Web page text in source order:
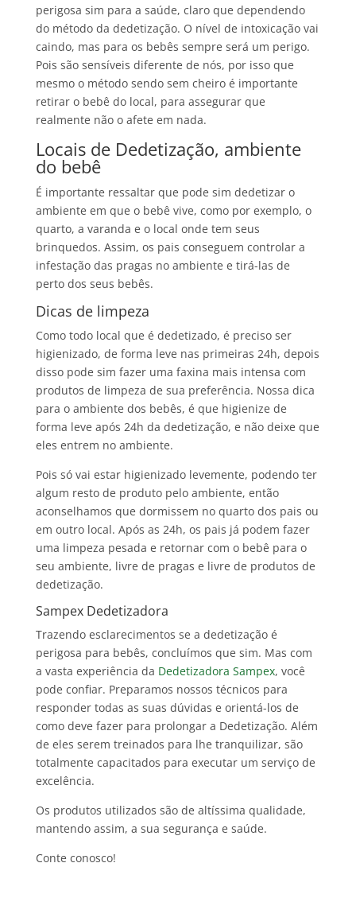
perigosa sim para a saúde, claro que dependendo
do método da dedetização. O nível de intoxicação vai
caindo, mas para os bebês sempre será um perigo.
Pois são sensíveis diferente de nós, por isso que
mesmo o método sendo sem cheiro é importante
retirar o bebê do local, para assegurar que
realmente não o afete em nada.
Locais de Dedetização, ambiente
do bebê
É importante ressaltar que pode sim dedetizar o
ambiente em que o bebê vive, como por exemplo, o
quarto, a varanda e o local onde tem seus
brinquedos. Assim, os pais conseguem controlar a
infestação das pragas no ambiente e tirá-las de
perto dos seus bebês.
Dicas de limpeza
Como todo local que é dedetizado, é preciso ser
higienizado, de forma leve nas primeiras 24h, depois
disso pode sim fazer uma faxina mais intensa com
produtos de limpeza de sua preferência. Nossa dica
para o ambiente dos bebês, é que higienize de
forma leve após 24h da dedetização, e não deixe que
eles entrem no ambiente.
Pois só vai estar higienizado levemente, podendo ter
algum resto de produto pelo ambiente, então
aconselhamos que dormissem no quarto dos pais ou
em outro local. Após as 24h, os pais já podem fazer
uma limpeza pesada e retornar com o bebê para o
seu ambiente, livre de pragas e livre de produtos de
dedetização.
Sampex Dedetizadora
Trazendo esclarecimentos se a dedetização é
perigosa para bebês, concluímos que sim. Mas com
a vasta experiência da Dedetizadora Sampex, você
pode confiar. Preparamos nossos técnicos para
responder todas as suas dúvidas e orientá-los de
como deve fazer para prolongar a Dedetização. Além
de eles serem treinados para lhe tranquilizar, são
totalmente capacitados para executar um serviço de
excelência.
Os produtos utilizados são de altíssima qualidade,
mantendo assim, a sua segurança e saúde.
Conte conosco!